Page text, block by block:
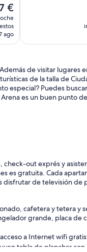
€
ago
de visitar lugares
de la talla de
especial? Puedes
es un buen punto
out exprés y
es gratuita. Cada
de televisión de
cafetera y tetera y
grande, placa de
a Internet wifi
tabla de planchar con